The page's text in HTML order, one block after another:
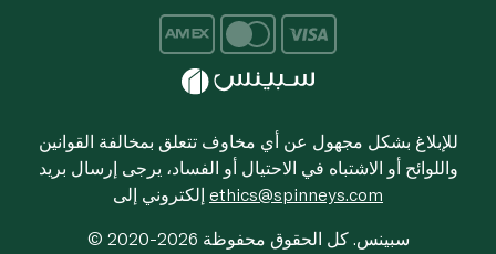
للإبلاغ بشكل مجهول عن أي مخاوف تتعلق بمخالفة القوانين
واللوائح أو الاشتباه في الاحتيال أو الفساد، يرجى إرسال بريد
ethics@spinneys.com
© 2020-2026 سبينس. كل الحقوق محفوظة